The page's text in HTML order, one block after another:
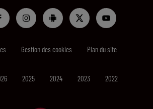
Gestion des cookies Plan du site
2025 2024 2023 2022